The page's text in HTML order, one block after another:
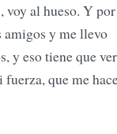
voy al hueso. Y por
amigos y me llevo
y eso tiene que ver
que me